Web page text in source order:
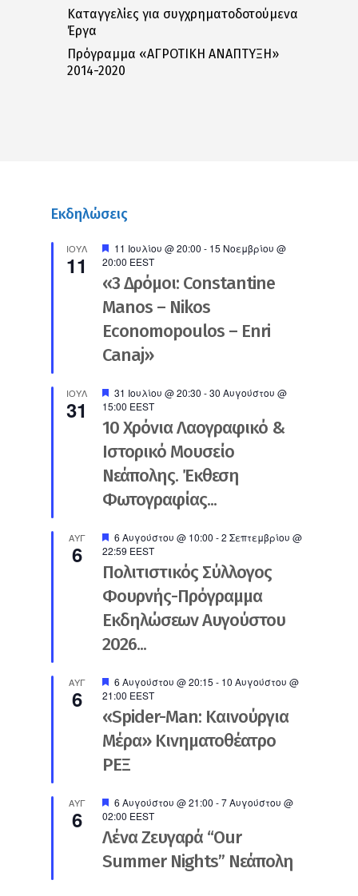
Καταγγελίες για συγχρηματοδοτούμενα
Έργα
Πρόγραμμα «ΑΓΡΟΤΙΚΗ ΑΝΑΠΤΥΞΗ»
2014-2020
Εκδηλώσεις
ΙΟΎΛ
11
Προτεινόμενο
11 Ιουλίου @ 20:00 - 15 Νοεμβρίου @
20:00 EEST
«3 Δρόμοι: Constantine
Manos – Nikos
Economopoulos – Enri
Canaj»
ΙΟΎΛ
31
Προτεινόμενο
31 Ιουλίου @ 20:30 -30 Αυγούστου @
15:00 EEST
10 Χρόνια Λαογραφικό &
Ιστορικό Μουσείο
Νεάπολης. Έκθεση
Φωτογραφίας...
ΑΥΓ
6
Προτεινόμενο
6 Αυγούστου @ 10:00 -2 Σεπτεμβρίου @
22:59 EEST
Πολιτιστικός Σύλλογος
Φουρνής-Πρόγραμμα
Εκδηλώσεων Αυγούστου
2026...
ΑΥΓ
6
Προτεινόμενο
6 Αυγούστου @ 20:15 - 10 Αυγούστου @
21:00 EEST
«Spider-Man: Καινούργια
Μέρα» Κινηματοθέατρο
ΡΕΞ
ΑΥΓ
6
Προτεινόμενο
6 Αυγούστου @ 21:00 -7 Αυγούστου @
02:00 EEST
Λένα Ζευγαρά “Our
Summer Nights” Νεάπολη